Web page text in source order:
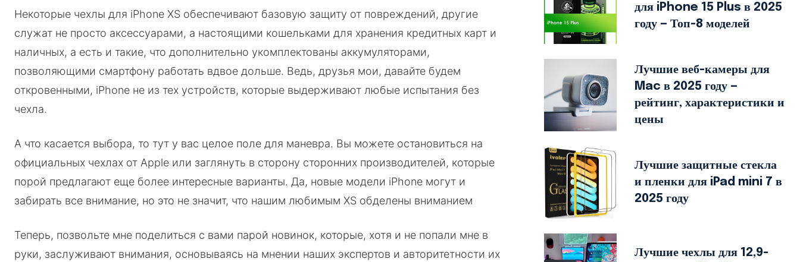
Некоторые чехлы для iPhone XS обеспечивают базовую защиту от повреждений, другие
служат не просто аксессуарами, а настоящими кошельками для хранения кредитных карт и
наличных, а есть и такие, что дополнительно укомплектованы аккумуляторами,
позволяющими смартфону работать вдвое дольше. Ведь, друзья мои, давайте будем
откровенными, iPhone не из тех устройств, которые выдерживают любые испытания без
чехла.
А что касается выбора, то тут у вас целое поле для маневра. Вы можете остановиться на
официальных чехлах от Apple или заглянуть в сторону сторонних производителей, которые
порой предлагают еще более интересные варианты. Да, новые модели iPhone могут и
забирать все внимание, но это не значит, что нашим любимым XS обделены вниманием
Теперь, позвольте мне поделиться с вами парой новинок, которые, хотя и не попали мне в
руки, заслуживают внимания, основываясь на мнении наших экспертов и авторитетности их
для iPhone 15 Plus в 2025
году — Топ-8 моделей
Лучшие веб-камеры для
Mac в 2025 году —
рейтинг, характеристики и
цены
Лучшие защитные стекла
и пленки для iPad mini 7 в
2025 году
Лучшие чехлы для 12,9-